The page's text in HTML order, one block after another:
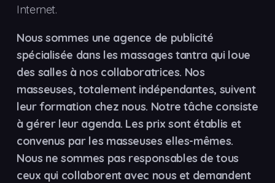
Internet.
Nous sommes une agence de publicité
spécialisée dans les massages tantra qui loue
des salles à nos collaboratrices. Nos
masseuses, totalement indépendantes, suivent
leur formation chez nous. Notre tâche consiste
à gérer leur agenda. Les prix sont établis et
convenus par les masseuses elles-mêmes.
Nous ne sommes pas responsables de tous
ceux qui collaborent avec nous et demandent